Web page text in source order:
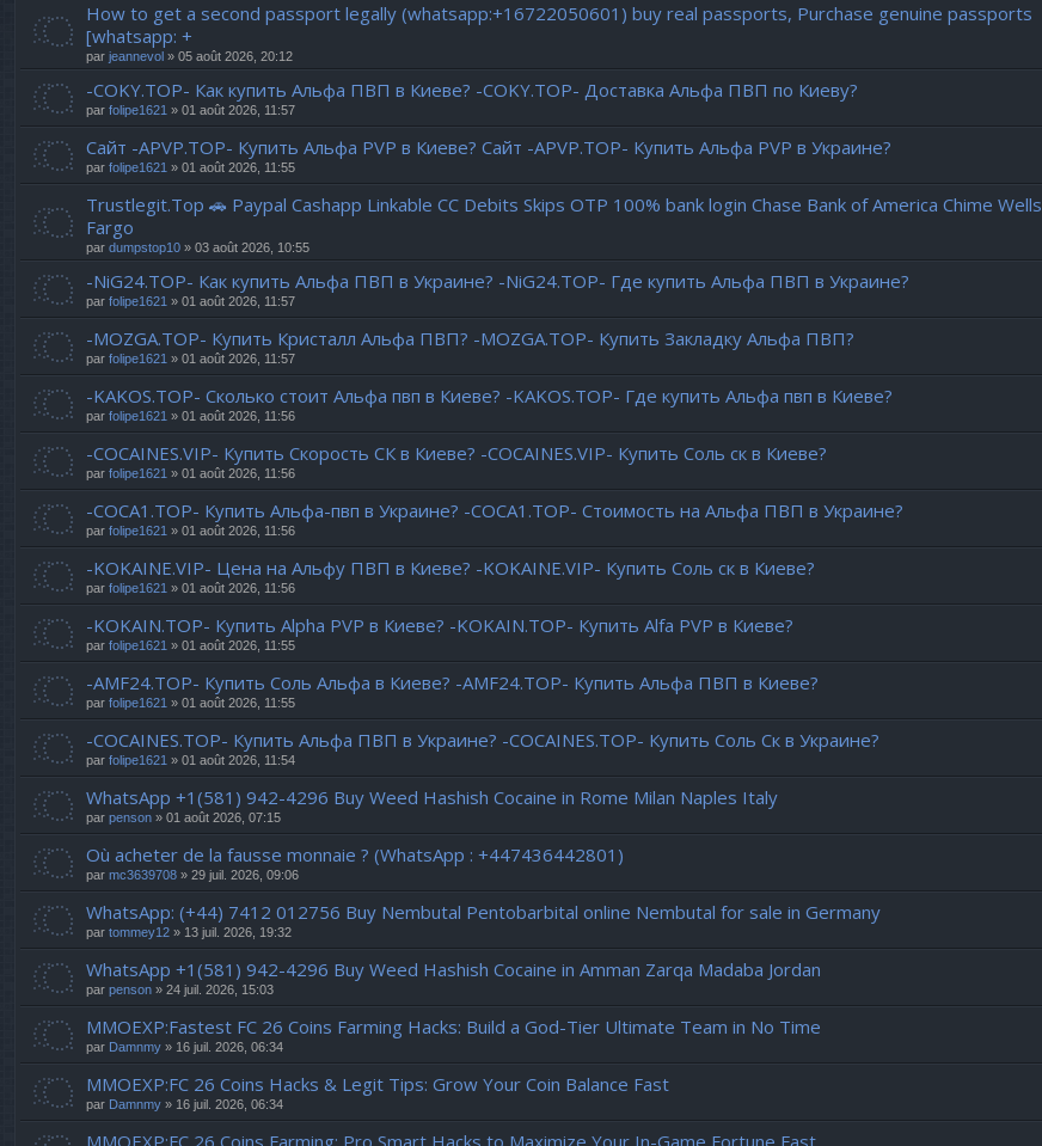
How to get a second passport legally (whatsapp:+16722050601) buy real passports, Purchase genuine passports
[whatsapp: +
par jeannevol » 05 août 2026, 20:12
-COKY.TOP- Как купить Альфа ПВП в Киеве? -COKY.TOP- Доставка Альфа ПВП по Киеву?
par folipe1621 » 01 août 2026, 11:57
Сайт -APVP.TOP- Купить Альфа PVP в Киеве? Сайт -APVP.TOP- Купить Альфа PVP в Украине?
par folipe1621 » 01 août 2026, 11:55
Trustlegit.Top 🚗 Paypal Cashapp Linkable CC Debits Skips OTP 100% bank login Chase Bank of America Chime Wells
Fargo
par dumpstop10 » 03 août 2026, 10:55
-NiG24.TOP- Как купить Альфа ПВП в Украине? -NiG24.TOP- Где купить Альфа ПВП в Украине?
par folipe1621 » 01 août 2026, 11:57
-MOZGA.TOP- Купить Кристалл Альфа ПВП? -MOZGA.TOP- Купить Закладку Альфа ПВП?
par folipe1621 » 01 août 2026, 11:57
-KAKOS.TOP- Сколько стоит Альфа пвп в Киеве? -KAKOS.TOP- Где купить Альфа пвп в Киеве?
par folipe1621 » 01 août 2026, 11:56
-COCAINES.VIP- Купить Скорость СК в Киеве? -COCAINES.VIP- Купить Соль ск в Киеве?
par folipe1621 » 01 août 2026, 11:56
-COCA1.TOP- Купить Альфа-пвп в Украине? -COCA1.TOP- Стоимость на Альфа ПВП в Украине?
par folipe1621 » 01 août 2026, 11:56
-KOKAINE.VIP- Цена на Альфу ПВП в Киеве? -KOKAINE.VIP- Купить Соль ск в Киеве?
par folipe1621 » 01 août 2026, 11:56
-KOKAIN.TOP- Купить Alpha PVP в Киеве? -KOKAIN.TOP- Купить Alfa PVP в Киеве?
par folipe1621 » 01 août 2026, 11:55
-AMF24.TOP- Купить Соль Альфа в Киеве? -AMF24.TOP- Купить Альфа ПВП в Киеве?
par folipe1621 » 01 août 2026, 11:55
-COCAINES.TOP- Купить Альфа ПВП в Украине? -COCAINES.TOP- Купить Соль Ск в Украине?
par folipe1621 » 01 août 2026, 11:54
WhatsApp +1(581) 942-4296 Buy Weed Hashish Cocaine in Rome Milan Naples Italy
par penson » 01 août 2026, 07:15
Où acheter de la fausse monnaie ? (WhatsApp : +447436442801)
par mc3639708 » 29 juil. 2026, 09:06
WhatsApp: (+44) 7412 012756 Buy Nembutal Pentobarbital online Nembutal for sale in Germany
par tommey12 » 13 juil. 2026, 19:32
WhatsApp +1(581) 942-4296 Buy Weed Hashish Cocaine in Amman Zarqa Madaba Jordan
par penson » 24 juil. 2026, 15:03
MMOEXP:Fastest FC 26 Coins Farming Hacks: Build a God-Tier Ultimate Team in No Time
par Damnmy » 16 juil. 2026, 06:34
MMOEXP:FC 26 Coins Hacks & Legit Tips: Grow Your Coin Balance Fast
par Damnmy » 16 juil. 2026, 06:34